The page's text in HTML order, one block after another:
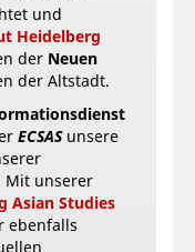
und
Heidelberg
der Neuen
der Altstadt.
ECSAS unsere
Mit unserer
Asian Studies
ebenfalls